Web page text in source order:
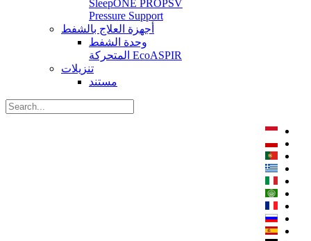
SleepONE PROPSV
Pressure Support
أجهزة العلاج بالشفط
وحدة الشفط
المتحركة EcoASPIR
تنزيلات
مستند